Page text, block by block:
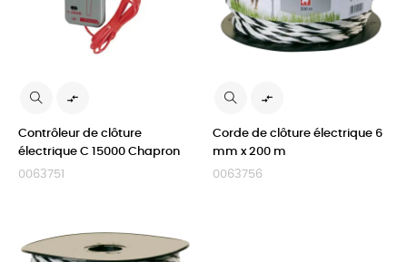

Contrôleur de clôture
électrique C 15000 Chapron
0063751

Corde de clôture électrique 6
mm x 200 m
0063756